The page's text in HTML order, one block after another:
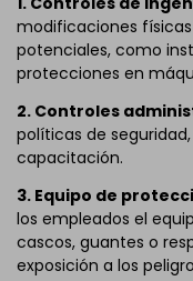
modificaciones
potenciales, como
protecciones en
2. Controles
políticas de
capacitación.
3. Equipo de
los empleados el
cascos, guantes o
exposición a los